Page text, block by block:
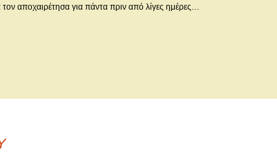
τον αποχαιρέτησα για πάντα πριν από λίγες ημέρες…